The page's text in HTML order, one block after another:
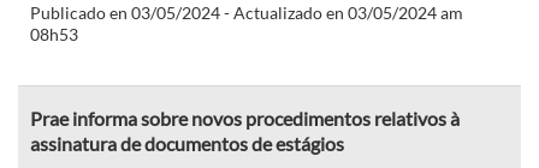
Publicado en 03/05/2024 - Actualizado en 03/05/2024 am
08h53
Prae informa sobre novos procedimentos relativos à
assinatura de documentos de estágios